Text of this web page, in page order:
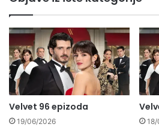
Velvet 96 epizoda
19/06/2026